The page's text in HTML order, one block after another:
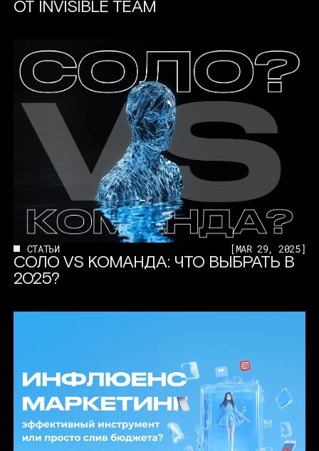
ОТ INVISIBLE TEAM
СТАТЬИ [MAR 29, 2025]
СОЛО VS КОМАНДА: ЧТО ВЫБРАТЬ В
2025?